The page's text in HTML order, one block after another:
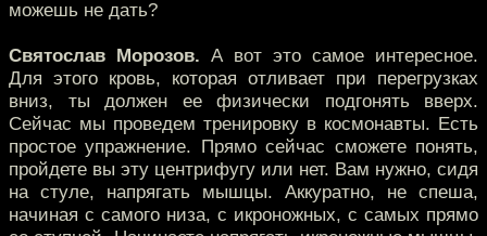
можешь не дать?
Святослав Морозов. А вот это самое интересное.
Для этого кровь, которая отливает при перегрузках
вниз, ты должен ее физически подгонять вверх.
Сейчас мы проведем тренировку в космонавты. Есть
простое упражнение. Прямо сейчас сможете понять,
пройдете вы эту центрифугу или нет. Вам нужно, сидя
на стуле, напрягать мышцы. Аккуратно, не спеша,
начиная с самого низа, с икроножных, с самых прямо